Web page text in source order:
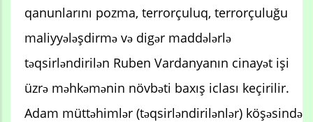
qanunlarını pozma, terrorçuluq, terrorçuluğu
maliyyələşdirmə və digər maddələrlə
təqsirləndirilən Ruben Vardanyanın cinayət işi
üzrə məhkəmənin növbəti baxış iclası keçirilir.
Adam müttəhimlər (təqsirləndirilənlər) köşəsində